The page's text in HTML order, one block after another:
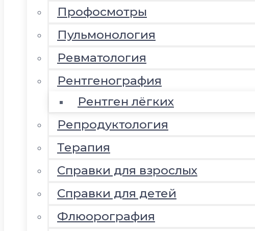
Профосмотры
Пульмонология
Ревматология
Рентгенография
Рентген лёгких
Репродуктология
Терапия
Справки для взрослых
Справки для детей
Флюорография